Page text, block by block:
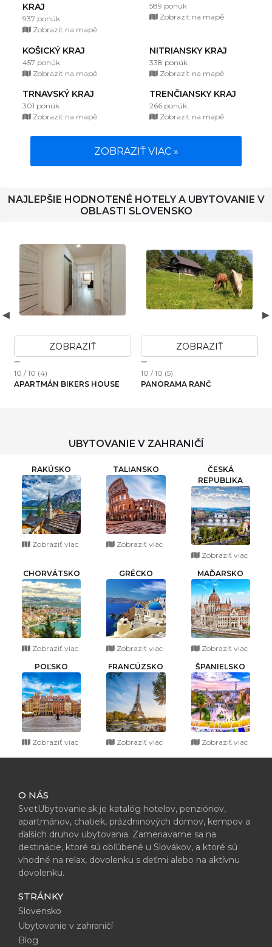
KRAJ
937 ponúk
Zobrazit na mapě
589 ponúk
Zobrazit na mapě
KOŠICKÝ KRAJ
457 ponúk
Zobrazit na mapě
NITRIANSKY KRAJ
338 ponúk
Zobrazit na mapě
TRNAVSKÝ KRAJ
301 ponúk
Zobrazit na mapě
TRENČIANSKY KRAJ
266 ponúk
Zobrazit na mapě
ZOBRAZIŤ VIAC »
NAJLEPŠIE HODNOTENÉ HOTELY A UBYTOVANIE V
OBLASTI SLOVENSKO
ZOBRAZIŤ
10 / 10 (2)
APARTMÁN BRAXATORIS
ZOBRAZIŤ
10 / 10 (7)
TRIO APARTMÁNY - VILA
UBYTOVANIE V ZAHRANIČÍ
RAKÚSKO
Zobraziť viac
TALIANSKO
Zobraziť viac
ČESKÁ
REPUBLIKA
Zobraziť viac
CHORVÁTSKO
Zobraziť viac
GRÉCKO
Zobraziť viac
MAĎARSKO
Zobraziť viac
POĽSKO
Zobraziť viac
FRANCÚZSKO
Zobraziť viac
ŠPANIELSKO
Zobraziť viac
O NÁS
SvetUbytovanie.sk je katalóg hotelov, penziónov,
apartmánov, chatiek, prázdninových domov, kempov a
ďalších druhov ubytovania. Zameriavame sa na
destinácie, ktoré sú obľúbené u Slovákov, a ktoré sú
vhodné na relax, dovolenku s deťmi alebo na aktívnu
dovolenku.
STRÁNKY
Slovensko
Ubytovanie v zahraničí
Blog